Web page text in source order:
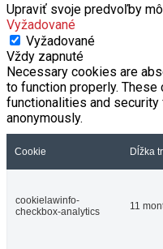
Upraviť svoje predvoľby
Vyžadované
Vyžadované
Vždy zapnuté
Necessary cookies are
to function properly.
functionalities and
anonymously.
Cookie Dĺžka
cookielawinfo-
checkbox-analytics
11